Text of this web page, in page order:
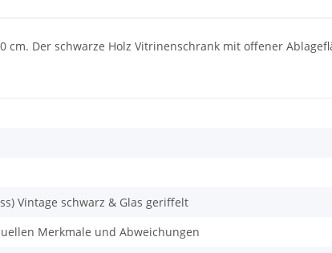
cm. Der schwarze Holz Vitrinenschrank mit offener
Vintage schwarz & Glas geriffelt
Merkmale und Abweichungen